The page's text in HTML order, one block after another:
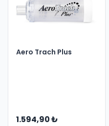
Aero Trach Plus
1.594,90 ₺